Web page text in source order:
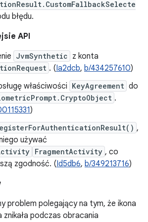
błędu.
API
JvmSynthetic z konta
. (Ia2dcb, b/434257610)
właściwości KeyAgreement do
.
)
,
używać
FragmentActivity , co
zgodność. (Id5db6, b/349213716)
problem polegający na tym, że ikona
znikała podczas obracania